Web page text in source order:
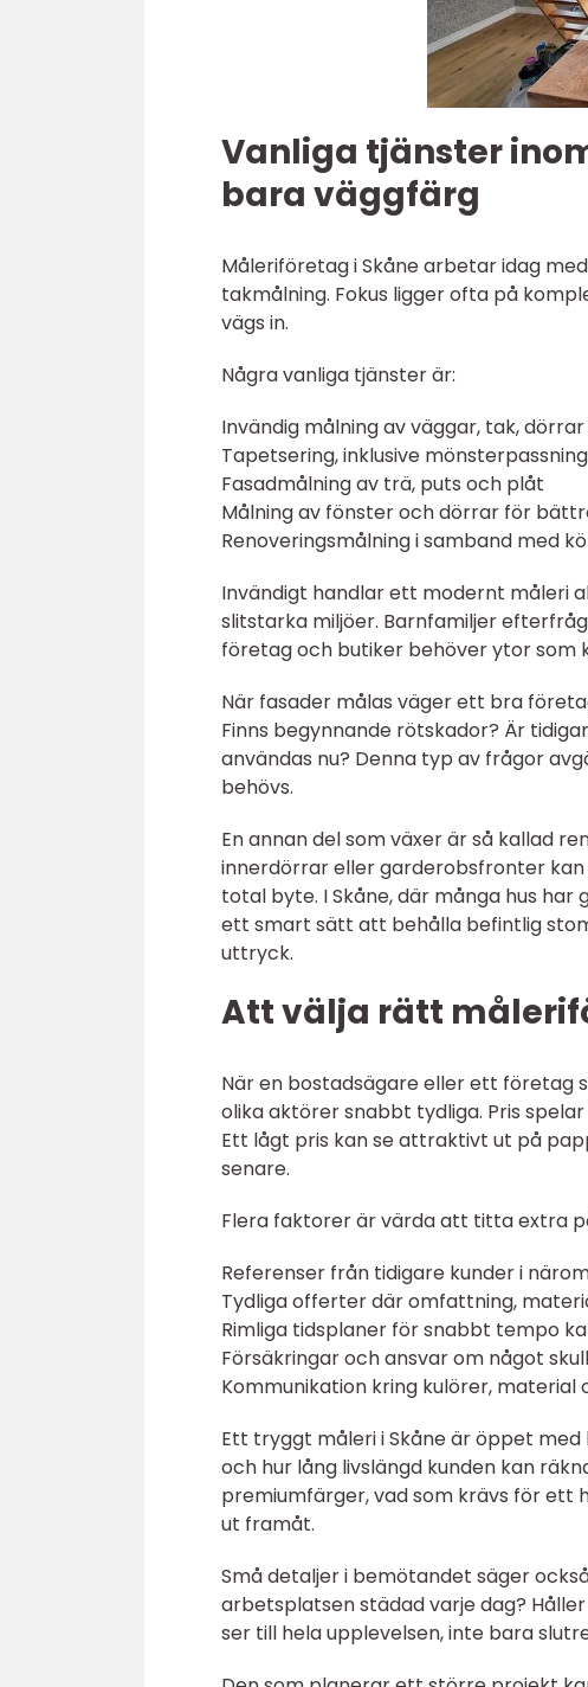
Vanliga tjänster
bara väggfärg
Måleriföretag i Skåne arbetar idag
takmålning. Fokus ligger ofta på
vägs in.
Några vanliga tjänster är:
Invändig målning av väggar, tak,
Tapetsering, inklusive
Fasadmålning av trä, puts och plåt
Målning av fönster och dörrar för
Renoveringsmålning i samband med
Invändigt handlar ett modernt måleri
slitstarka miljöer. Barnfamiljer
företag och butiker behöver ytor som
När fasader målas väger ett bra
Finns begynnande rötskador? Är
användas nu? Denna typ av frågor
behövs.
En annan del som växer är så kallad
innerdörrar eller garderobsfronter
total byte. I Skåne, där många hus
ett smart sätt att behålla befintlig
uttryck.
Att välja rätt
När en bostadsägare eller ett företag
olika aktörer snabbt tydliga. Pris
Ett lågt pris kan se attraktivt ut på
senare.
Flera faktorer är värda att titta extra
Referenser från tidigare kunder i
Tydliga offerter där omfattning,
Rimliga tidsplaner för snabbt tempo
Försäkringar och ansvar om något
Kommunikation kring kulörer,
Ett tryggt måleri i Skåne är öppet
och hur lång livslängd kunden kan
premiumfärger, vad som krävs för ett
ut framåt.
Små detaljer i bemötandet säger
arbetsplatsen städad varje dag?
ser till hela upplevelsen, inte bara